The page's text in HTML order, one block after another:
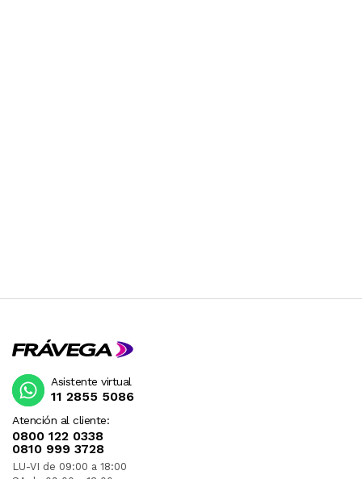
Atención al cliente:
0800 122 0338
0810 999 3728
LU-VI de 09:00 a 18:00
Asistente virtual
11 2855 5086